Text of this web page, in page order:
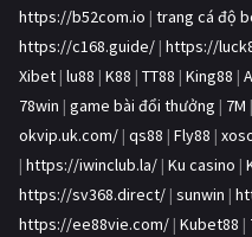
https://b52com.io | trang cá độ
https://c168.guide/ | https://
Xibet | lu88 | K88 | TT88 | King88 |
78win | game bài đổi thưởng | 7M |
okvip.uk.com/ | qs88 | Fly88 |
| https://iwinclub.la/ | Ku casino |
https://sv368.direct/ | sunwin |
https://ee88vie.com/ | Kubet88 |